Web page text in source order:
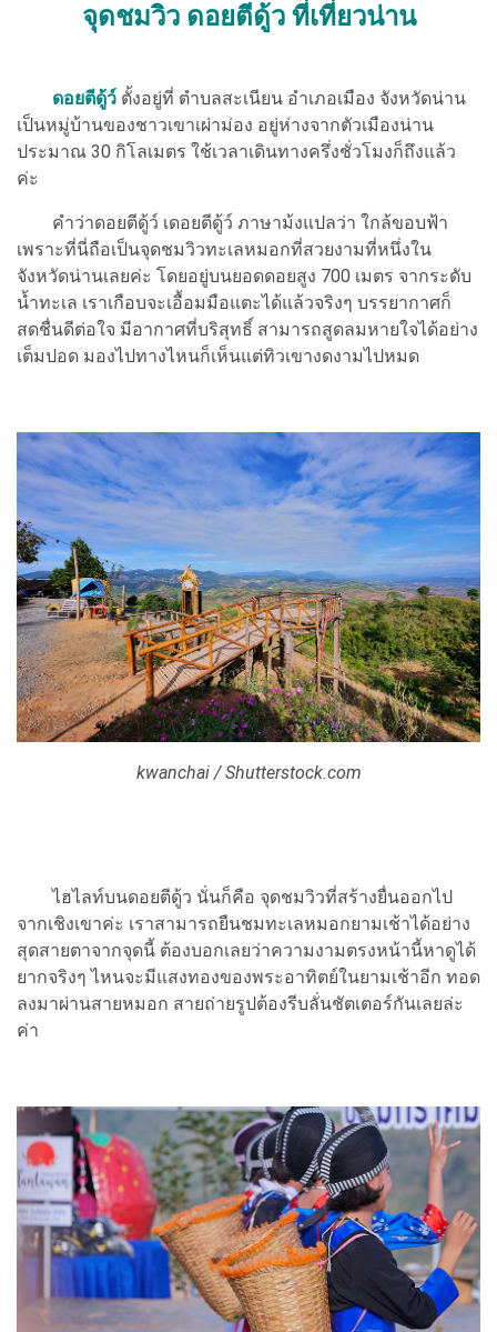
จุดชมวิว ดอยตีดู้ว ที่เที่ยวน่าน
ดอยตีดู้ว์ ตั้งอยู่ที่ ตำบลสะเนียน อำเภอเมือง จังหวัดน่าน
เป็นหมู่บ้านของชาวเขาเผ่าม่อง อยู่ห่างจากตัวเมืองน่าน
ประมาณ 30 กิโลเมตร ใช้เวลาเดินทางครึ่งชั่วโมงก็ถึงแล้ว
ค่ะ
คำว่าดอยตีดู้ว์ เดอยตีดู้ว์ ภาษาม้งแปลว่า ใกล้ขอบฟ้า
เพราะที่นี่ถือเป็นจุดชมวิวทะเลหมอกที่สวยงามที่หนึ่งใน
จังหวัดน่านเลยค่ะ โดยอยู่บนยอดดอยสูง 700 เมตร จากระดับ
น้ำทะเล เราเกือบจะเอื้อมมือแตะได้แล้วจริงๆ บรรยากาศก็
สดชื่นดีต่อใจ มีอากาศที่บริสุทธิ์ สามารถสูดลมหายใจได้อย่าง
เต็มปอด มองไปทางไหนก็เห็นแต่ทิวเขางดงามไปหมด
kwanchai / Shutterstock.com
ไฮไลท์บนดอยตีดู้ว นั่นก็คือ จุดชมวิวที่สร้างยื่นออกไป
จากเชิงเขาค่ะ เราสามารถยืนชมทะเลหมอกยามเช้าได้อย่าง
สุดสายตาจากจุดนี้ ต้องบอกเลยว่าความงามตรงหน้านี้หาดูได้
ยากจริงๆ ไหนจะมีแสงทองของพระอาทิตย์ในยามเช้าอีก ทอด
ลงมาผ่านสายหมอก สายถ่ายรูปต้องรีบลั่นชัตเตอร์กันเลยล่ะ
ค่า